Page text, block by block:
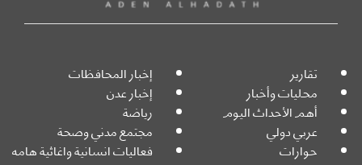
تقارير إخبار المحافظات
محليات وأخبار إخبار عدن
أهم الأحداث اليوم رياضة
عربي دولي مجتمع مدني وصحة
حوارات فعاليات انسانية واغاثية هامه